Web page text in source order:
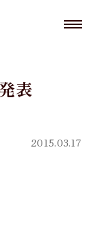
表
2015.03.17